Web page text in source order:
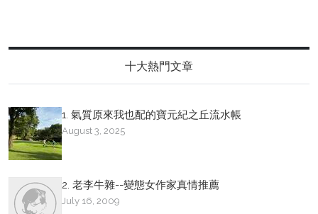
十大熱門文章
1. 氣質原來我也配的寶元紀之丘流水帳
August 3, 2025
2. 老李牛雜--變態女作家真情推薦
July 16, 2009